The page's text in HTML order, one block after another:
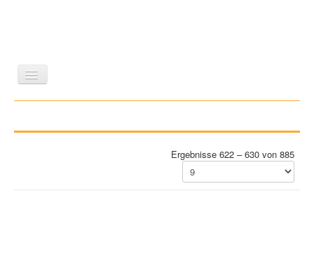
GESCHICHTE
WISSENSCHAFT
REIHEN
ZEITSCHRIFTEN/VERZEICHNISSEErgebnisse 622 – 630 von 885